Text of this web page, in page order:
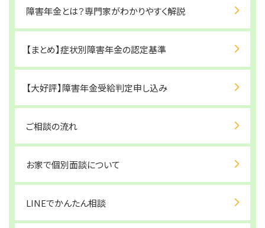
障害年金とは？専門家がわかりやすく解説
【まとめ】症状別障害年金の認定基準
【大好評】障害年金受給判定申し込み
ご相談の流れ
お家で個別面談について
LINEでかんたん相談